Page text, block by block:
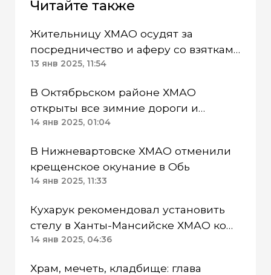
Читайте также
Жительницу ХМАО осудят за
посредничество и аферу со взятками
медкомиссии военкомата
13 янв 2025, 11:54
В Октябрьском районе ХМАО
открыты все зимние дороги и
ледовые переправы
14 янв 2025, 01:04
В Нижневартовске ХМАО отменили
крещенское окунание в Обь
14 янв 2025, 11:33
Кухарук рекомендовал установить
стелу в Ханты-Мансийске ХМАО ко
Дню Победы
14 янв 2025, 04:36
Храм, мечеть, кладбище: глава